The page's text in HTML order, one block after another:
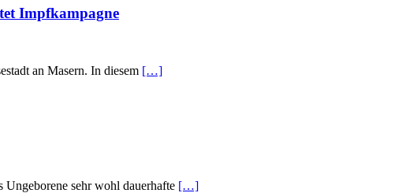
Impfkampagne
an Masern. In diesem […]
sehr wohl dauerhafte […]